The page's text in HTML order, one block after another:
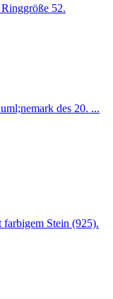
52.
des 20. ...
Stein (925).